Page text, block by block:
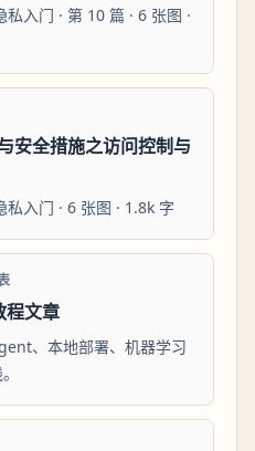
入门 · 第 10 篇 · 6 张图 ·
安全措施之访问控制与
入门 · 6 张图 · 1.8k 字
程文章
、本地部署、机器学习